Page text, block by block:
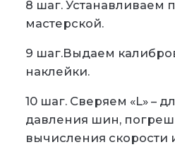
8 шаг. Устанавливаем
мастерской.
9 шаг.Выдаем
наклейки.
10 шаг. Сверяем «L» –
давления шин,
вычисления скорости